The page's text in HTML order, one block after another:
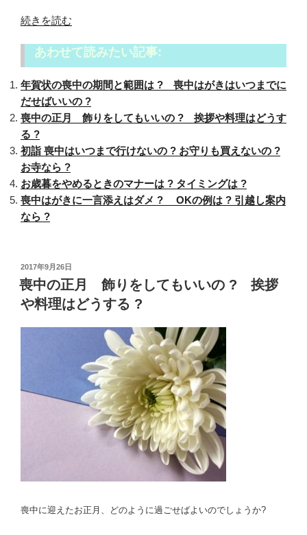
“喪
お
歳
暮
は
ど
う
し
た
ら
い
マ
ナ
ー
続きを読む
あわせて読みたい記事:
年賀状の喪中の期間と範囲は ? 喪中はがきはいつまでに
だせばいいの ?
喪中の正月 飾りをしてもいいの ? 挨拶や料理はどうす
る ?
初詣 喪中はいつまで行けないの ? お守りも買えないの ?
お寺なら ?
お歳暮をやめるときのマナーは ? タイミングは ?
喪中はがきに一言添えはダメ ? OKの例は ? 引越し案内
なら ?
投
稿
日:
2017年9月26日
喪中の正月 飾りをしてもいいの ? 挨拶
や料理はどうする ?
喪中に迎えたお正月、どのように過ごせばよいのでしょうか?